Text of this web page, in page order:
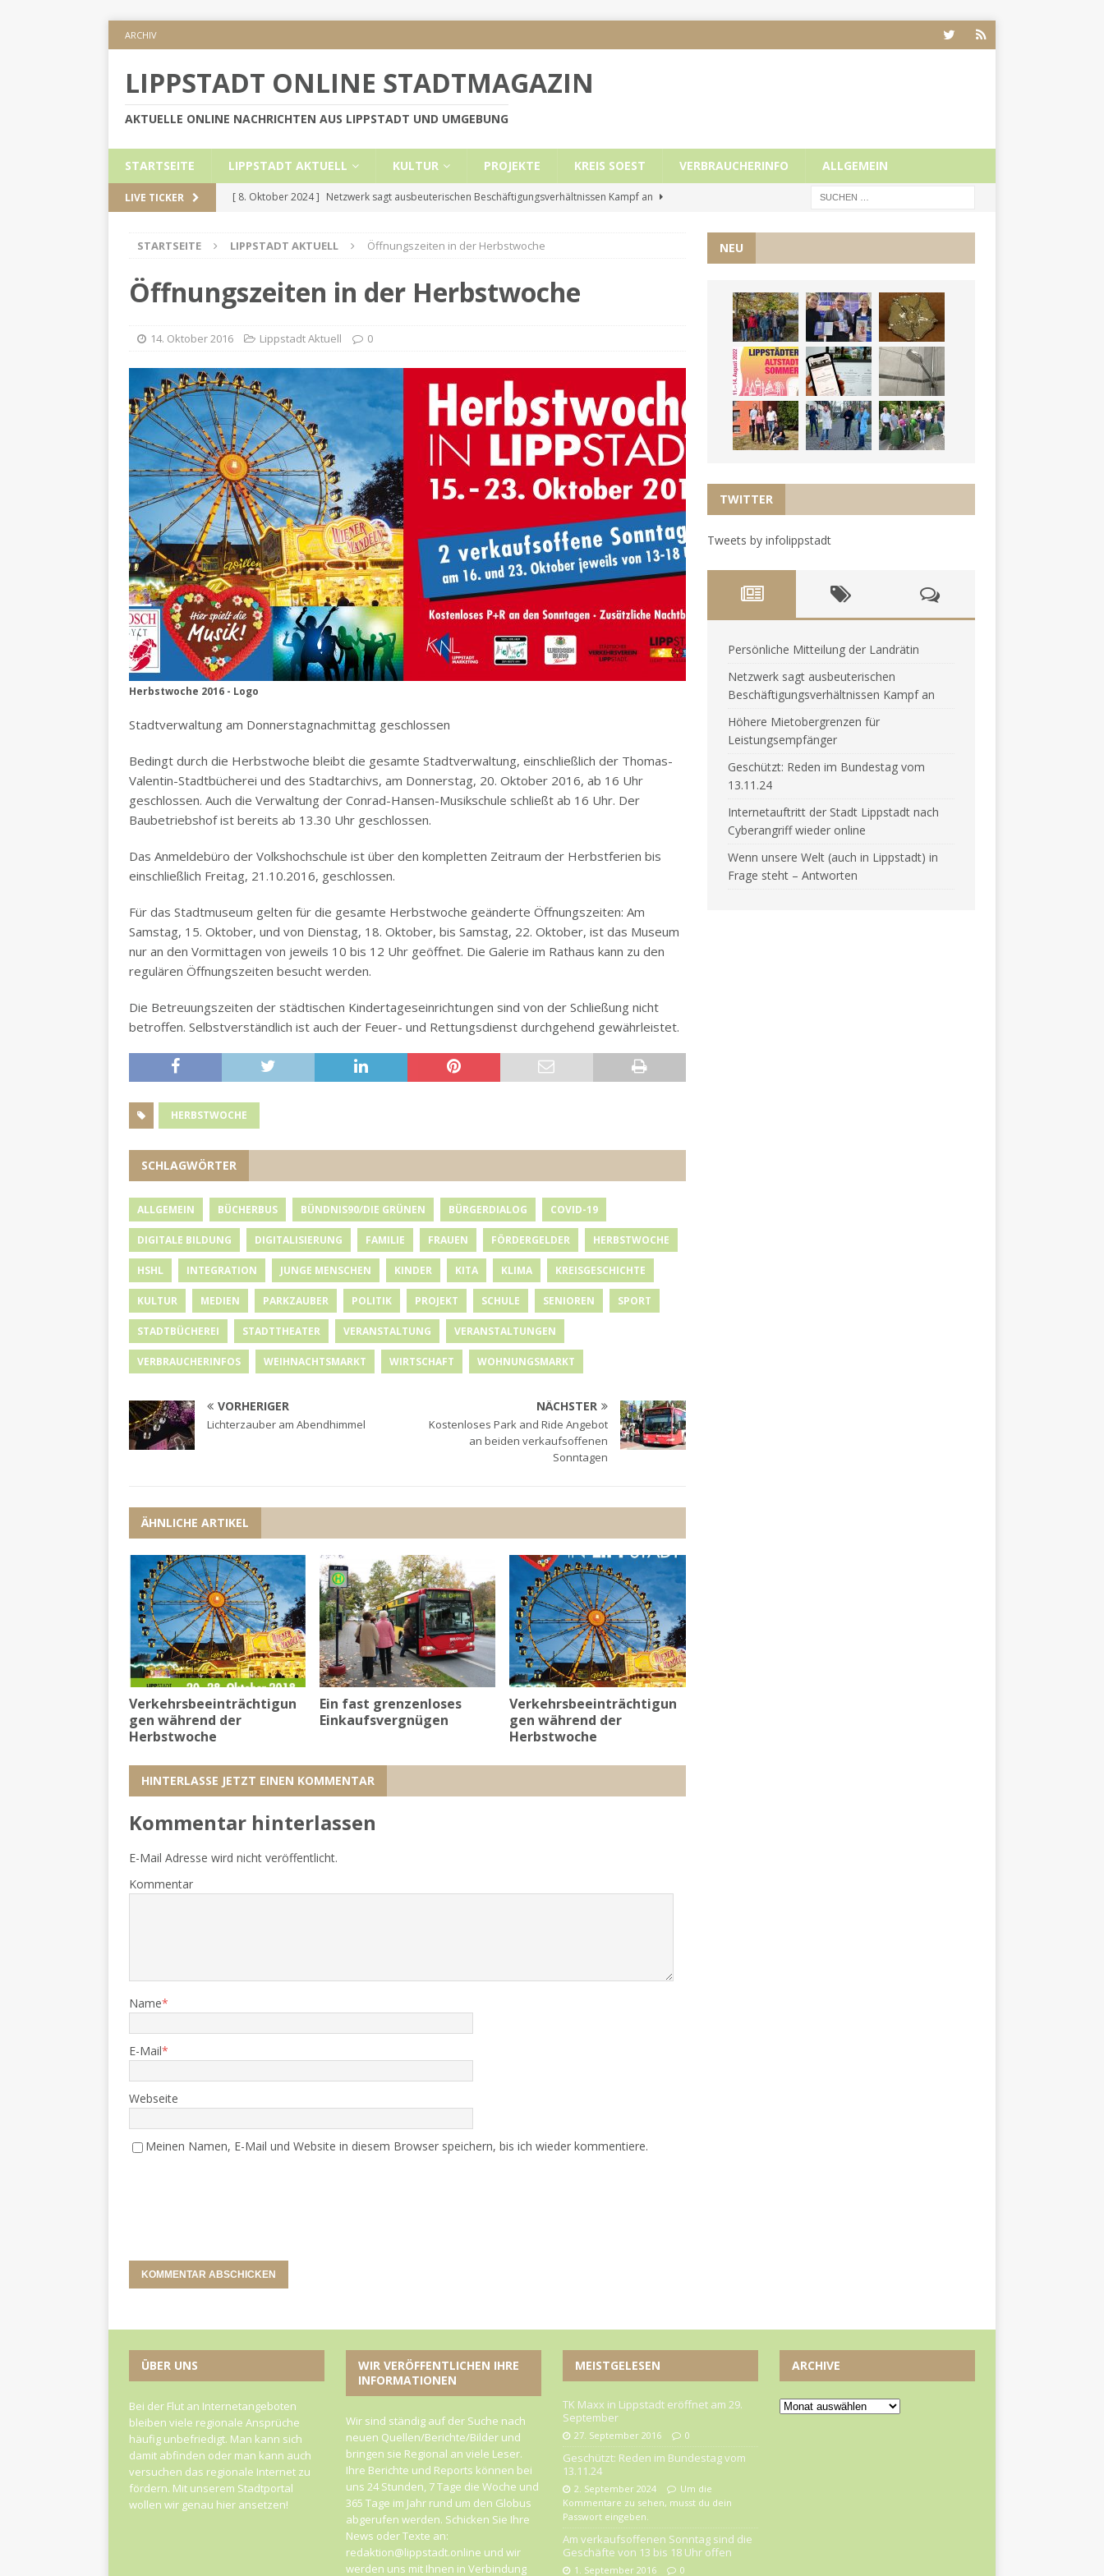
ARCHIV
LIPPSTADT ONLINE STADTMAGAZIN
AKTUELLE ONLINE NACHRICHTEN AUS LIPPSTADT UND UMGEBUNG
STARTSEITE LIPPSTADT AKTUELL KULTUR PROJEKTE KREIS SOEST VERBRAUCHERINFO ALLGEMEIN
LIVE TICKER [ 8. Oktober 2024 ] Netzwerk sagt ausbeuterischen Beschäftigungsverhältnissen Kampf an
[ 5. September 2024 ]
Höhere Mietobergrenzen für Leistungsempfänger
[ 2. September 2024 ]
Geschützt: Reden im Bundestag vom 13.11.24
[ 30. Mai 2024 ]
LIPPSTADT AKTUELL
STARTSEITE LIPPSTADT AKTUELL Öffnungszeiten in der Herbstwoche
Öffnungszeiten in der Herbstwoche
14. Oktober 2016 Lippstadt Aktuell 0
Herbstwoche 2016 - Logo
Stadtverwaltung am Donnerstagnachmittag geschlossen
Bedingt durch die Herbstwoche bleibt die gesamte Stadtverwaltung, einschließlich der Thomas-
Valentin-Stadtbücherei und des Stadtarchivs, am Donnerstag, 20. Oktober 2016, ab 16 Uhr
geschlossen. Auch die Verwaltung der Conrad-Hansen-Musikschule schließt ab 16 Uhr. Der
Baubetriebshof ist bereits ab 13.30 Uhr geschlossen.
Das Anmeldebüro der Volkshochschule ist über den kompletten Zeitraum der Herbstferien bis
einschließlich Freitag, 21.10.2016, geschlossen.
Für das Stadtmuseum gelten für die gesamte Herbstwoche geänderte Öffnungszeiten: Am
Samstag, 15. Oktober, und von Dienstag, 18. Oktober, bis Samstag, 22. Oktober, ist das Museum
nur an den Vormittagen von jeweils 10 bis 12 Uhr geöffnet. Die Galerie im Rathaus kann zu den
regulären Öffnungszeiten besucht werden.
Die Betreuungszeiten der städtischen Kindertageseinrichtungen sind von der Schließung nicht
betroffen. Selbstverständlich ist auch der Feuer- und Rettungsdienst durchgehend gewährleistet.
HERBSTWOCHE
SCHLAGWÖRTER
ALLGEMEIN BÜCHERBUS BÜNDNIS90/DIE GRÜNEN BÜRGERDIALOG COVID-19
DIGITALE BILDUNG DIGITALISIERUNG FAMILIE FRAUEN FÖRDERGELDER HERBSTWOCHE
HSHL INTEGRATION JUNGE MENSCHEN KINDER KITA KLIMA KREISGESCHICHTE
KULTUR MEDIEN PARKZAUBER POLITIK PROJEKT SCHULE SENIOREN SPORT
STADTBÜCHEREI STADTTHEATER VERANSTALTUNG VERANSTALTUNGEN
VERBRAUCHERINFOS WEIHNACHTSMARKT WIRTSCHAFT WOHNUNGSMARKT
VORHERIGER
Lichterzauber am Abendhimmel
NÄCHSTER
Kostenloses Park and Ride Angebot
an beiden verkaufsoffenen
Sonntagen
ÄHNLICHE ARTIKEL
Verkehrsbeeinträchtigun
gen während der
Herbstwoche
Ein fast grenzenloses
Einkaufsvergnügen
Verkehrsbeeinträchtigun
gen während der
Herbstwoche
HINTERLASSE JETZT EINEN KOMMENTAR
Kommentar hinterlassen
E-Mail Adresse wird nicht veröffentlicht.
Kommentar
Name*
E-Mail*
Webseite
Meinen Namen, E-Mail und Website in diesem Browser speichern, bis ich wieder kommentiere.
NEU
TWITTER
Tweets by infolippstadt
Persönliche Mitteilung der Landrätin
Netzwerk sagt ausbeuterischen
Beschäftigungsverhältnissen Kampf an
Höhere Mietobergrenzen für
Leistungsempfänger
Geschützt: Reden im Bundestag vom
13.11.24
Internetauftritt der Stadt Lippstadt nach
Cyberangriff wieder online
Wenn unsere Welt (auch in Lippstadt) in
Frage steht – Antworten
ÜBER UNS
Bei der Flut an Internetangeboten
bleiben viele regionale Ansprüche
häufig unbefriedigt. Man kann sich
damit abfinden oder man kann auch
versuchen das regionale Internet zu
fördern. Mit unserem Stadtportal
wollen wir genau hier ansetzen!
WIR VERÖFFENTLICHEN IHRE
INFORMATIONEN
Wir sind ständig auf der Suche nach
neuen Quellen/Berichte/Bilder und
bringen sie Regional an viele Leser.
Ihre Berichte und Reports können bei
uns 24 Stunden, 7 Tage die Woche und
365 Tage im Jahr rund um den Globus
abgerufen werden. Schicken Sie Ihre
News oder Texte an:
redaktion@lippstadt.online und wir
werden uns mit Ihnen in Verbindung
MEISTGELESEN
TK Maxx in Lippstadt eröffnet am 29.
September
27. September 2016 0
Geschützt: Reden im Bundestag vom
13.11.24
2. September 2024
Um die
Kommentare zu sehen, musst du dein
Passwort eingeben.
Am verkaufsoffenen Sonntag sind die
Geschäfte von 13 bis 18 Uhr offen
1. September 2016 0
ARCHIVE